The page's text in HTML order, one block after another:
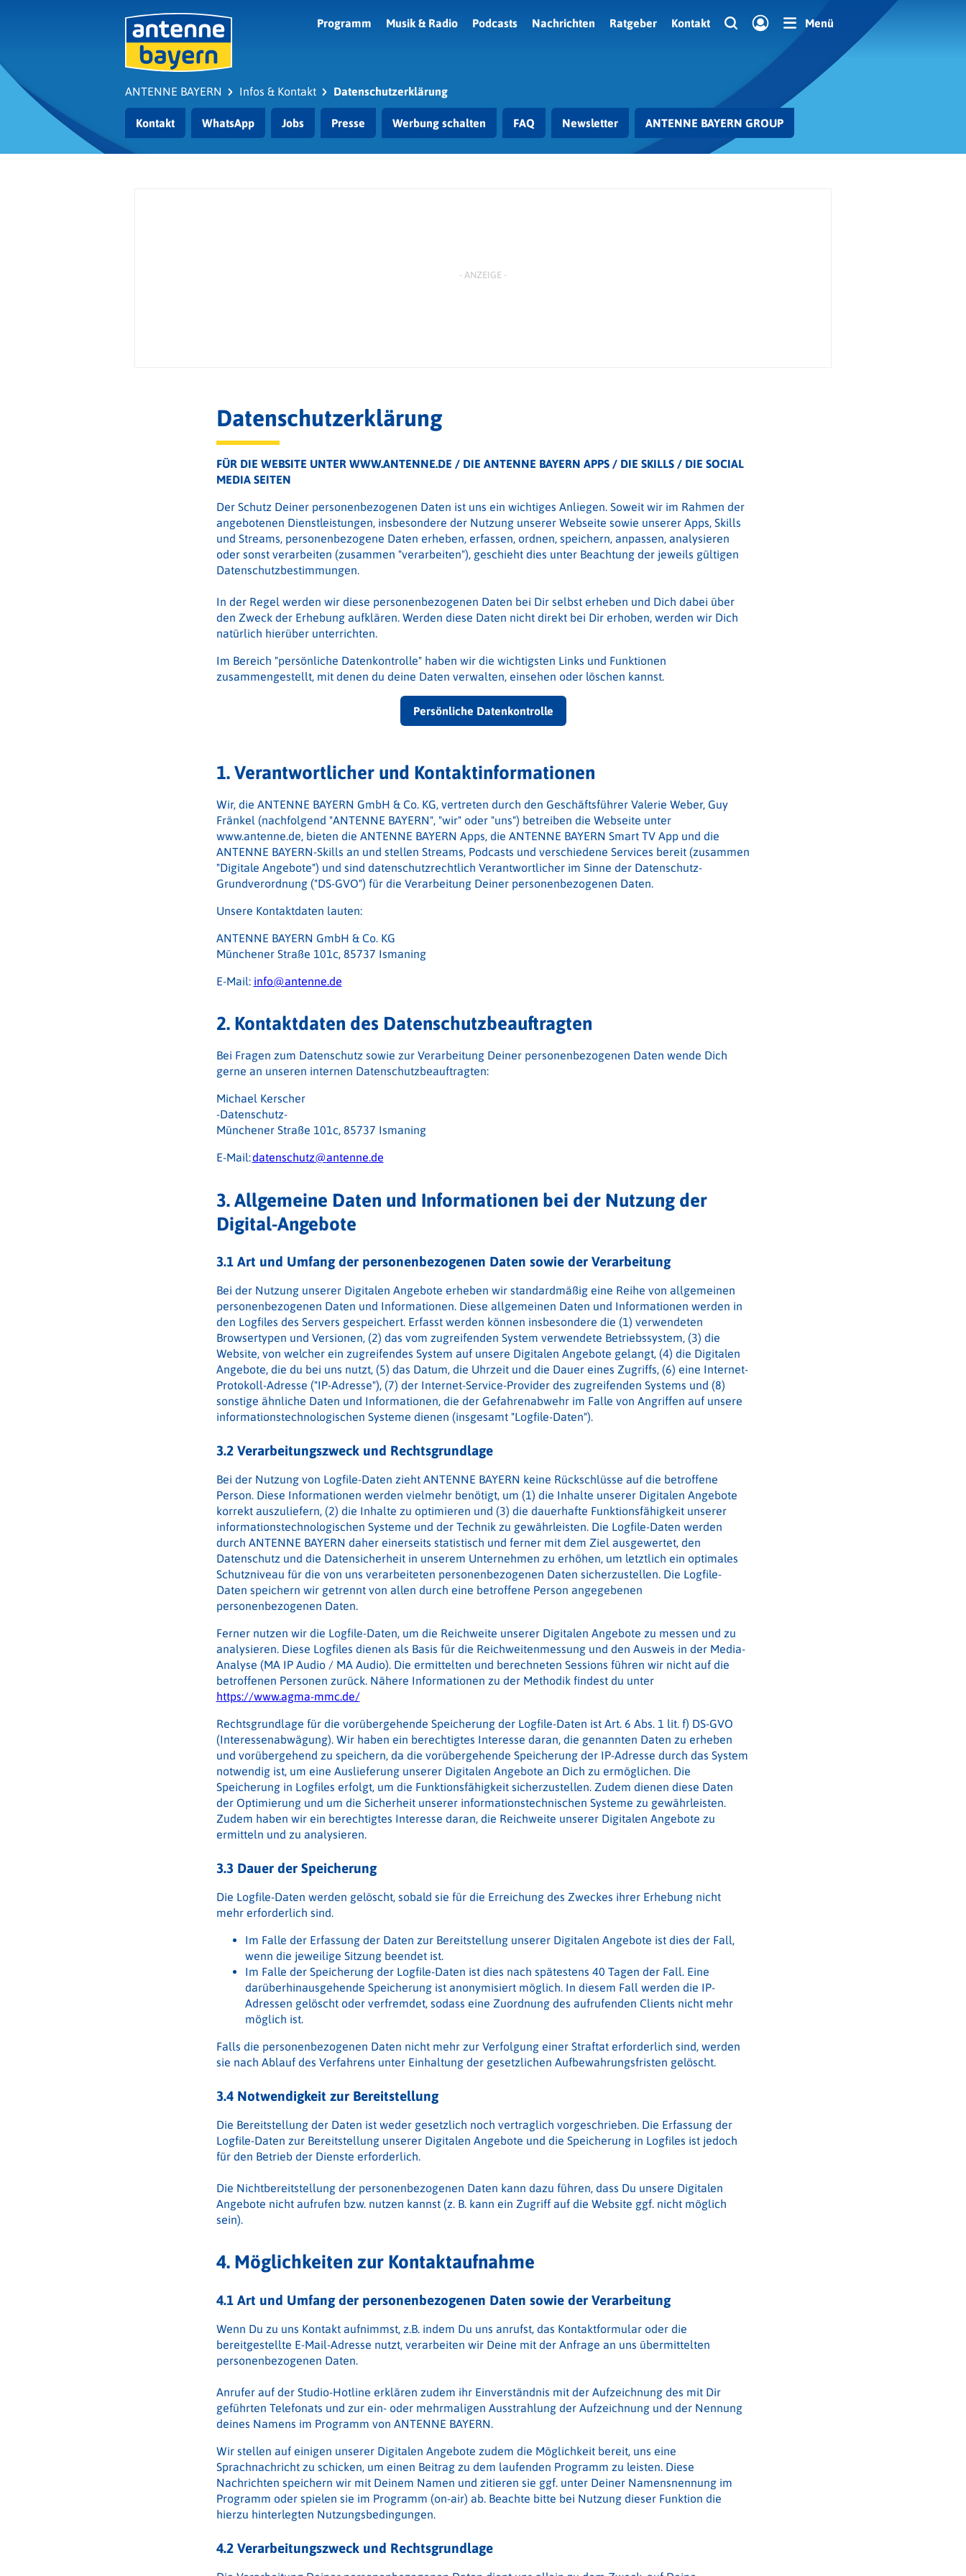
Programm
Musik & Radio Podcasts Nachrichten Ratgeber Kontakt Menü
ANTENNE BAYERN Infos & Kontakt Datenschutzerklärung
Kontakt WhatsApp Jobs Presse Werbung schalten FAQ Newsletter ANTENNE BAYERN GROUP
Datenschutzerklärung
FÜR DIE WEBSITE UNTER WWW.ANTENNE.DE / DIE ANTENNE BAYERN APPS / DIE SKILLS / DIE SOCIAL
MEDIA SEITEN
Der Schutz Deiner personenbezogenen Daten ist uns ein wichtiges Anliegen. Soweit wir im Rahmen der
angebotenen Dienstleistungen, insbesondere der Nutzung unserer Webseite sowie unserer Apps, Skills
und Streams, personenbezogene Daten erheben, erfassen, ordnen, speichern, anpassen, analysieren
oder sonst verarbeiten (zusammen "verarbeiten"), geschieht dies unter Beachtung der jeweils gültigen
Datenschutzbestimmungen.
In der Regel werden wir diese personenbezogenen Daten bei Dir selbst erheben und Dich dabei über
den Zweck der Erhebung aufklären. Werden diese Daten nicht direkt bei Dir erhoben, werden wir Dich
natürlich hierüber unterrichten.
Im Bereich "persönliche Datenkontrolle" haben wir die wichtigsten Links und Funktionen
zusammengestellt, mit denen du deine Daten verwalten, einsehen oder löschen kannst.
Persönliche Datenkontrolle
1. Verantwortlicher und Kontaktinformationen
Wir, die ANTENNE BAYERN GmbH & Co. KG, vertreten durch den Geschäftsführer Valerie Weber, Guy
Fränkel (nachfolgend "ANTENNE BAYERN", "wir" oder "uns") betreiben die Webseite unter
www.antenne.de, bieten die ANTENNE BAYERN Apps, die ANTENNE BAYERN Smart TV App und die
ANTENNE BAYERN-Skills an und stellen Streams, Podcasts und verschiedene Services bereit (zusammen
"Digitale Angebote") und sind datenschutzrechtlich Verantwortlicher im Sinne der Datenschutz-
Grundverordnung ("DS-GVO") für die Verarbeitung Deiner personenbezogenen Daten.
Unsere Kontaktdaten lauten:
ANTENNE BAYERN GmbH & Co. KG
Münchener Straße 101c, 85737 Ismaning
E-Mail: info@antenne.de
2. Kontaktdaten des Datenschutzbeauftragten
Bei Fragen zum Datenschutz sowie zur Verarbeitung Deiner personenbezogenen Daten wende Dich
gerne an unseren internen Datenschutzbeauftragten:
Michael Kerscher
-Datenschutz-
Münchener Straße 101c, 85737 Ismaning
E-Mail:datenschutz@antenne.de
3. Allgemeine Daten und Informationen bei der Nutzung der
Digital-Angebote
3.1 Art und Umfang der personenbezogenen Daten sowie der Verarbeitung
Bei der Nutzung unserer Digitalen Angebote erheben wir standardmäßig eine Reihe von allgemeinen
personenbezogenen Daten und Informationen. Diese allgemeinen Daten und Informationen werden in
den Logfiles des Servers gespeichert. Erfasst werden können insbesondere die (1) verwendeten
Browsertypen und Versionen, (2) das vom zugreifenden System verwendete Betriebssystem, (3) die
Website, von welcher ein zugreifendes System auf unsere Digitalen Angebote gelangt, (4) die Digitalen
Angebote, die du bei uns nutzt, (5) das Datum, die Uhrzeit und die Dauer eines Zugriffs, (6) eine Internet-
Protokoll-Adresse ("IP-Adresse"), (7) der Internet-Service-Provider des zugreifenden Systems und (8)
sonstige ähnliche Daten und Informationen, die der Gefahrenabwehr im Falle von Angriffen auf unsere
informationstechnologischen Systeme dienen (insgesamt "Logfile-Daten").
3.2 Verarbeitungszweck und Rechtsgrundlage
Bei der Nutzung von Logfile-Daten zieht ANTENNE BAYERN keine Rückschlüsse auf die betroffene
Person. Diese Informationen werden vielmehr benötigt, um (1) die Inhalte unserer Digitalen Angebote
korrekt auszuliefern, (2) die Inhalte zu optimieren und (3) die dauerhafte Funktionsfähigkeit unserer
informationstechnologischen Systeme und der Technik zu gewährleisten. Die Logfile-Daten werden
durch ANTENNE BAYERN daher einerseits statistisch und ferner mit dem Ziel ausgewertet, den
Datenschutz und die Datensicherheit in unserem Unternehmen zu erhöhen, um letztlich ein optimales
Schutzniveau für die von uns verarbeiteten personenbezogenen Daten sicherzustellen. Die Logfile-
Daten speichern wir getrennt von allen durch eine betroffene Person angegebenen
personenbezogenen Daten.
Ferner nutzen wir die Logfile-Daten, um die Reichweite unserer Digitalen Angebote zu messen und zu
analysieren. Diese Logfiles dienen als Basis für die Reichweitenmessung und den Ausweis in der Media-
Analyse (MA IP Audio / MA Audio). Die ermittelten und berechneten Sessions führen wir nicht auf die
betroffenen Personen zurück. Nähere Informationen zu der Methodik findest du unter
https://www.agma-mmc.de/
Rechtsgrundlage für die vorübergehende Speicherung der Logfile-Daten ist Art. 6 Abs. 1 lit. f) DS-GVO
(Interessenabwägung). Wir haben ein berechtigtes Interesse daran, die genannten Daten zu erheben
und vorübergehend zu speichern, da die vorübergehende Speicherung der IP-Adresse durch das System
notwendig ist, um eine Auslieferung unserer Digitalen Angebote an Dich zu ermöglichen. Die
Speicherung in Logfiles erfolgt, um die Funktionsfähigkeit sicherzustellen. Zudem dienen diese Daten
der Optimierung und um die Sicherheit unserer informationstechnischen Systeme zu gewährleisten.
Zudem haben wir ein berechtigtes Interesse daran, die Reichweite unserer Digitalen Angebote zu
ermitteln und zu analysieren.
3.3 Dauer der Speicherung
Die Logfile-Daten werden gelöscht, sobald sie für die Erreichung des Zweckes ihrer Erhebung nicht
mehr erforderlich sind.
Im Falle der Erfassung der Daten zur Bereitstellung unserer Digitalen Angebote ist dies der Fall,
wenn die jeweilige Sitzung beendet ist.
Im Falle der Speicherung der Logfile-Daten ist dies nach spätestens 40 Tagen der Fall. Eine
darüberhinausgehende Speicherung ist anonymisiert möglich. In diesem Fall werden die IP-
Adressen gelöscht oder verfremdet, sodass eine Zuordnung des aufrufenden Clients nicht mehr
möglich ist.
Falls die personenbezogenen Daten nicht mehr zur Verfolgung einer Straftat erforderlich sind, werden
sie nach Ablauf des Verfahrens unter Einhaltung der gesetzlichen Aufbewahrungsfristen gelöscht.
3.4 Notwendigkeit zur Bereitstellung
Die Bereitstellung der Daten ist weder gesetzlich noch vertraglich vorgeschrieben. Die Erfassung der
Logfile-Daten zur Bereitstellung unserer Digitalen Angebote und die Speicherung in Logfiles ist jedoch
für den Betrieb der Dienste erforderlich.
Die Nichtbereitstellung der personenbezogenen Daten kann dazu führen, dass Du unsere Digitalen
Angebote nicht aufrufen bzw. nutzen kannst (z. B. kann ein Zugriff auf die Website ggf. nicht möglich
sein).
4. Möglichkeiten zur Kontaktaufnahme
4.1 Art und Umfang der personenbezogenen Daten sowie der Verarbeitung
Wenn Du zu uns Kontakt aufnimmst, z.B. indem Du uns anrufst, das Kontaktformular oder die
bereitgestellte E-Mail-Adresse nutzt, verarbeiten wir Deine mit der Anfrage an uns übermittelten
personenbezogenen Daten.
Anrufer auf der Studio-Hotline erklären zudem ihr Einverständnis mit der Aufzeichnung des mit Dir
geführten Telefonats und zur ein- oder mehrmaligen Ausstrahlung der Aufzeichnung und der Nennung
deines Namens im Programm von ANTENNE BAYERN.
Wir stellen auf einigen unserer Digitalen Angebote zudem die Möglichkeit bereit, uns eine
Sprachnachricht zu schicken, um einen Beitrag zu dem laufenden Programm zu leisten. Diese
Nachrichten speichern wir mit Deinem Namen und zitieren sie ggf. unter Deiner Namensnennung im
Programm oder spielen sie im Programm (on-air) ab. Beachte bitte bei Nutzung dieser Funktion die
hierzu hinterlegten Nutzungsbedingungen.
4.2 Verarbeitungszweck und Rechtsgrundlage